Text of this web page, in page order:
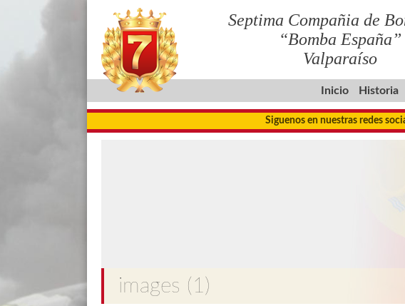
Septima Compañia de
“Bomba España”
Valparaíso
Inicio Historia
Siguenos en nuestras redes
images (1)